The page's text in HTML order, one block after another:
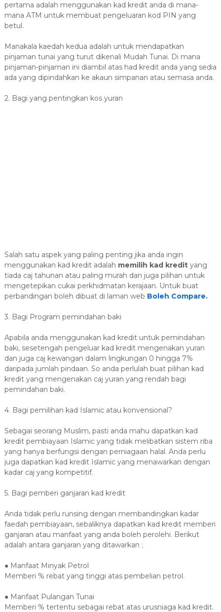
pertama adalah menggunakan kad kredit anda di mana-
mana ATM untuk membuat pengeluaran kod PIN yang
betul.
Manakala kaedah kedua adalah untuk mendapatkan
pinjaman tunai yang turut dikenali Mudah Tunai. Di mana
pinjaman-pinjaman ini diambil atas had kredit anda yang sedia
ada yang dipindahkan ke akaun simpanan atau semasa anda.
2. Bagi yang pentingkan kos yuran
Salah satu aspek yang paling penting jika anda ingin
menggunakan kad kredit adalah memilih kad kredityang
tiada caj tahunan atau paling murah dan juga pilihan untuk
mengetepikan cukai perkhidmatan kerajaan. Untuk buat
perbandingan boleh dibuat di laman web Boleh Compare.
3. Bagi Program pemindahan baki
Apabila anda menggunakan kad kredit untuk pemindahan
baki, sesetengah pengeluar kad kredit mengenakan yuran
dan juga caj kewangan dalam lingkungan 0 hingga 7%
daripada jumlah pindaan. So anda perlulah buat pilihan kad
kredit yang mengenakan caj yuran yang rendah bagi
pemindahan baki.
4. Bagi pemilihan kad Islamic atau konvensional?
Sebagai seorang Muslim, pasti anda mahu dapatkan kad
kredit pembiayaan Islamic yang tidak melibatkan sistem riba
yang hanya berfungsi dengan perniagaan halal. Anda perlu
juga dapatkan kad kredit Islamic yang menawarkan dengan
kadar caj yang kompetitif.
5. Bagi pemberi ganjaran kad kredit
Anda tidak perlu runsing dengan membandingkan kadar
faedah pembiayaan, sebaliknya dapatkan kad kredit memberi
ganjaran atau manfaat yang anda boleh perolehi. Berikut
adalah antara ganjaran yang ditawarkan ;
● Manfaat Minyak Petrol
Memberi % rebat yang tinggi atas pembelian petrol.
● Manfaat Pulangan Tunai
Memberi % tertentu sebagai rebat atas urusniaga kad kredit.